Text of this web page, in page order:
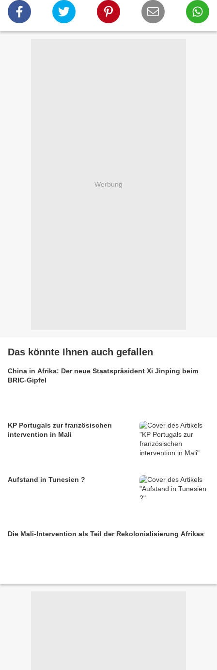
Werbung
Das könnte Ihnen auch gefallen
China in Afrika: Der neue Staatspräsident Xi Jinping beim
BRIC-Gipfel
KP Portugals zur französischen
intervention in Mali
Aufstand in Tunesien ?
Die Mali-Intervention als Teil der Rekolonialisierung Afrikas